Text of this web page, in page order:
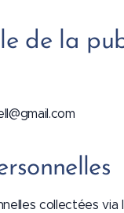
de la
collectées via